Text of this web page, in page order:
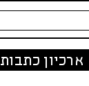
ארכיון כתבות